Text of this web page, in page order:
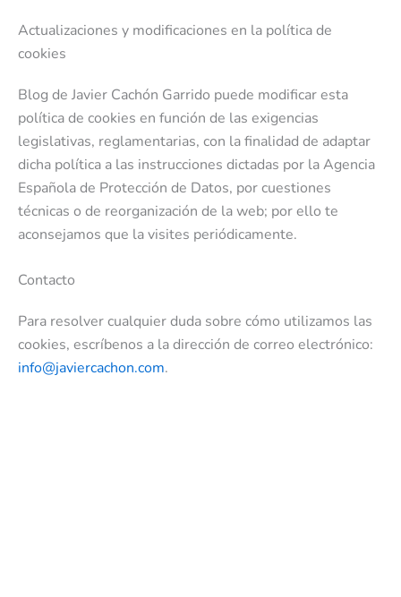
Actualizaciones y modificaciones en la política de
cookies
Blog de Javier Cachón Garrido puede modificar esta
política de cookies en función de las exigencias
legislativas, reglamentarias, con la finalidad de adaptar
dicha política a las instrucciones dictadas por la Agencia
Española de Protección de Datos, por cuestiones
técnicas o de reorganización de la web; por ello te
aconsejamos que la visites periódicamente.
Contacto
Para resolver cualquier duda sobre cómo utilizamos las
cookies, escríbenos a la dirección de correo electrónico:
info@javiercachon.com.